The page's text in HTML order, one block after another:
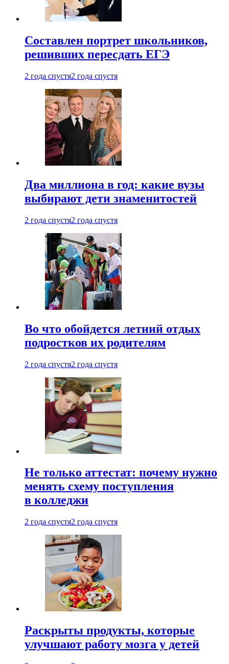
Составлен портрет школьников,
решивших пересдать ЕГЭ
2 года спустя2 года спустя
Два миллиона в год: какие вузы
выбирают дети знаменитостей
2 года спустя2 года спустя
Во что обойдется летний отдых
подростков их родителям
2 года спустя2 года спустя
Не только аттестат: почему нужно
менять схему поступления
в колледжи
2 года спустя2 года спустя
Раскрыты продукты, которые
улучшают работу мозга у детей